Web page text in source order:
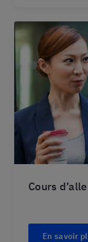
Cours
En savoir